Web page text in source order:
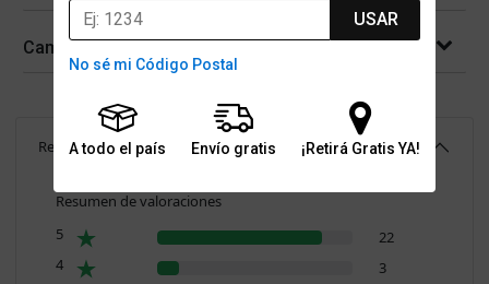
USAR
No sé mi Código Postal
A todo el país Envío gratis ¡Retirá Gratis YA!
Cambios y devoluciones
Reseñas(26 4.8
Resumen de valoraciones
5
22
4
3